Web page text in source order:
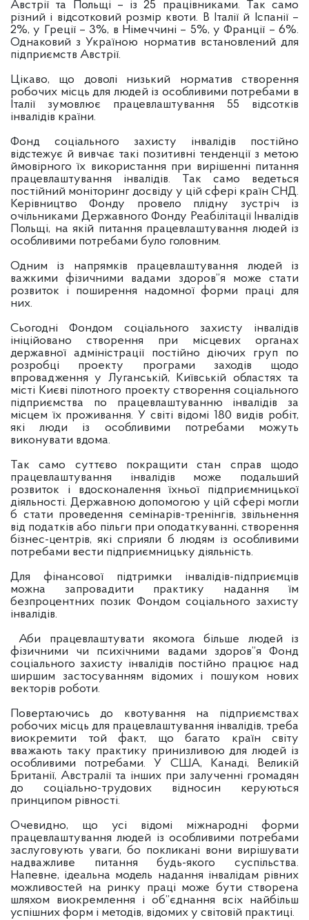
Австрії та Польщі – із 25 працівниками. Так само
різний і відсотковий розмір квоти. В Італії й Іспанії –
2%, у Греції – 3%, в Німеччині – 5%, у Франції – 6%.
Однаковий з Україною норматив встановлений для
підприємств Австрії.
Цікаво, що доволі низький норматив створення
робочих місць для людей із особливими потребами в
Італії зумовлює працевлаштування 55 відсотків
інвалідів країни.
Фонд соціального захисту інвалідів постійно
відстежує й вивчає такі позитивні тенденції з метою
ймовірного їх використання при вирішенні питання
працевлаштування інвалідів. Так само ведеться
постійний моніторинг досвіду у цій сфері країн СНД.
Керівництво Фонду провело плідну зустріч із
очільниками Державного Фонду Реабілітації Інвалідів
Польщі, на якій питання працевлаштування людей із
особливими потребами було головним.
Одним із напрямків працевлаштування людей із
важкими фізичними вадами здоров”я може стати
розвиток і поширення надомної форми праці для
них.
Сьогодні Фондом соціального захисту інвалідів
ініційовано створення при місцевих органах
державної адміністрації постійно діючих груп по
розробці проекту програми заходів щодо
впровадження у Луганській, Київській областях та
місті Києві пілотного проекту створення соціального
підприємства по працевлаштуванню інвалідів за
місцем їх проживання. У світі відомі 180 видів робіт,
які люди із особливими потребами можуть
виконувати вдома.
Так само суттєво покращити стан справ щодо
працевлаштування інвалідів може подальший
розвиток і вдосконалення їхньої підприємницької
діяльності. Державною допомогою у цій сфері могли
б стати проведення семінарів-тренінгів, звільнення
від податків або пільги при оподаткуванні, створення
бізнес-центрів, які сприяли б людям із особливими
потребами вести підприємницьку діяльність.
Для фінансової підтримки інвалідів-підприємців
можна запровадити практику надання їм
безпроцентних позик Фондом соціального захисту
інвалідів.
Аби працевлаштувати якомога більше людей із
фізичними чи психічними вадами здоров”я Фонд
соціального захисту інвалідів постійно працює над
ширшим застосуванням відомих і пошуком нових
векторів роботи.
Повертаючись до квотування на підприємствах
робочих місць для працевлаштування інвалідів, треба
виокремити той факт, що багато країн світу
вважають таку практику принизливою для людей із
особливими потребами. У США, Канаді, Великій
Британії, Австралії та інших при залученні громадян
до соціально-трудових відносин керуються
принципом рівності.
Очевидно, що усі відомі міжнародні форми
працевлаштування людей із особливими потребами
заслуговують уваги, бо покликані вони вирішувати
надважливе питання будь-якого суспільства.
Напевне, ідеальна модель надання інвалідам рівних
можливостей на ринку праці може бути створена
шляхом виокремлення і об”єднання всіх найбільш
успішних форм і методів, відомих у світовій практиці.